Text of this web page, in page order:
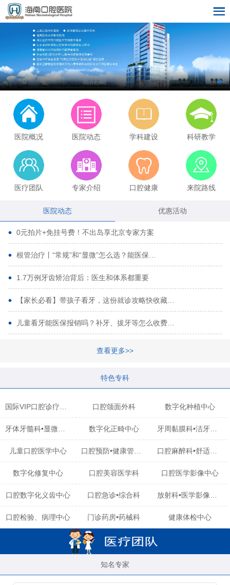
医院概况 医院动态 学科建设 科研教学
医疗团队 专家介绍 口腔健康 来院路线
医院动态 优惠活动
0元拍片+免挂号费！不出岛享北京专家方案
根管治疗丨“常规”和“显微”怎么选？能医保…
1.7万例牙齿矫治背后：医生和体系都重要
【家长必看】带孩子看牙，这份就诊攻略快收藏…
儿童看牙能医保报销吗？补牙、拔牙等怎么收费…
查看更多>>
特色专科
口腔颌面外科 数字化种植中心
数字化正畸中心 牙周黏膜科•洁牙中心
儿童口腔医学中心 口腔麻醉科•舒适化诊疗中心
数字化修复中心 口腔美容医学科 口腔医学影像中心
口腔数字化义齿中心 口腔急诊•综合科
口腔检验、病理中心 门诊药房•药械科 健康体检中心
知名专家